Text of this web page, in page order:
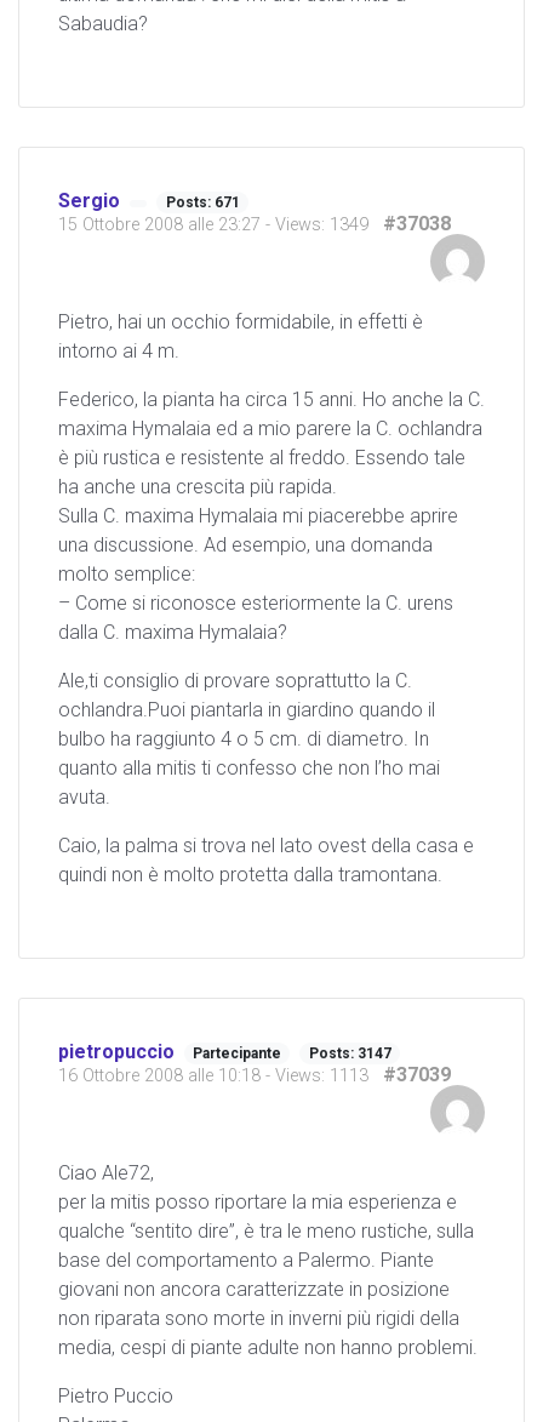
Sabaudia?
Sergio Posts: 671
15 Ottobre 2008 alle 23:27 - Views: 1349 #37038
Pietro, hai un occhio formidabile, in effetti è
intorno ai 4 m.
Federico, la pianta ha circa 15 anni. Ho anche la C.
maxima Hymalaia ed a mio parere la C. ochlandra
è più rustica e resistente al freddo. Essendo tale
ha anche una crescita più rapida.
Sulla C. maxima Hymalaia mi piacerebbe aprire
una discussione. Ad esempio, una domanda
molto semplice:
– Come si riconosce esteriormente la C. urens
dalla C. maxima Hymalaia?
Ale,ti consiglio di provare soprattutto la C.
ochlandra.Puoi piantarla in giardino quando il
bulbo ha raggiunto 4 o 5 cm. di diametro. In
quanto alla mitis ti confesso che non l’ho mai
avuta.
Caio, la palma si trova nel lato ovest della casa e
quindi non è molto protetta dalla tramontana.
pietropuccio Partecipante Posts: 3147
16 Ottobre 2008 alle 10:18 - Views: 1113 #37039
Ciao Ale72,
per la mitis posso riportare la mia esperienza e
qualche “sentito dire”, è tra le meno rustiche, sulla
base del comportamento a Palermo. Piante
giovani non ancora caratterizzate in posizione
non riparata sono morte in inverni più rigidi della
media, cespi di piante adulte non hanno problemi.
Pietro Puccio